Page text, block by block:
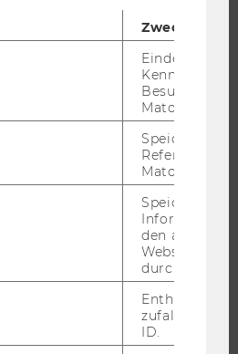
EXCHANGE STUDIERENDE
Zweck
Eindeutige
Besuchers
Matomo.
Speicherung
Referrers
Matomo.
Speicherung
den aktuellen
durch
Enthält eine
ID.